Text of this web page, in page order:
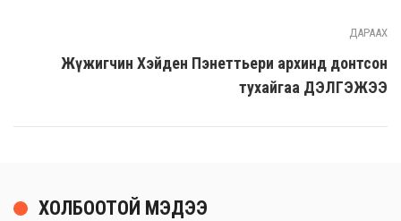
ДАРААХ
Жүжигчин Хэйден Пэнеттьери архинд донтсон
тухайгаа ДЭЛГЭЖЭЭ
ХОЛБООТОЙ МЭДЭЭ